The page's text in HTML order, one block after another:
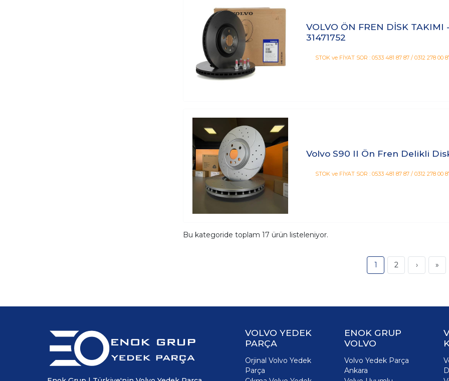
VOLVO ÖN FREN DİSK
31471752
STOK ve FİYAT SOR : 0533 481 87 87 / 0312 278 00
Volvo S90 II Ön Fren Delikli
STOK ve FİYAT SOR : 0533 481 87 87 / 0312 278 00
Bu kategoride toplam 17 ürün listeleniyor.
1 2 › »
VOLVO YEDEK
PARÇA
Orjinal Volvo Yedek
Parça
ENOK GRUP
VOLVO
Volvo Yedek Parça
Ankara